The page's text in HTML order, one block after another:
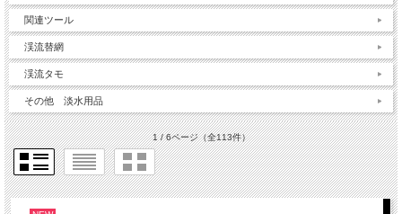
関連ツール
渓流替網
渓流タモ
その他 淡水用品
1 / 6ページ（全113件）